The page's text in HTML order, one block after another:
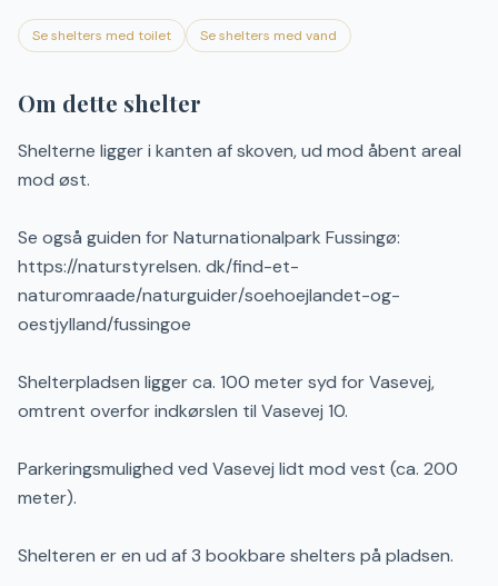
Se shelters med toilet Se shelters med vand
Om dette shelter
Shelterne ligger i kanten af skoven, ud mod åbent areal
mod øst.
Se også guiden for Naturnationalpark Fussingø:
https://naturstyrelsen. dk/find-et-
naturomraade/naturguider/soehoejlandet-og-
oestjylland/fussingoe
Shelterpladsen ligger ca. 100 meter syd for Vasevej,
omtrent overfor indkørslen til Vasevej 10.
Parkeringsmulighed ved Vasevej lidt mod vest (ca. 200
meter).
Shelteren er en ud af 3 bookbare shelters på pladsen.